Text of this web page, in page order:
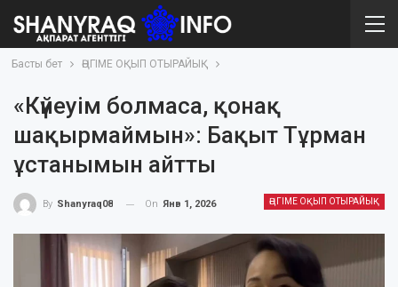
Басты бет ӘҢГІМЕ ОҚЫП ОТЫРАЙЫҚ
«Күйеуім болмаса, қонақ
шақырмаймын»: Бақыт Тұрман
ұстанымын айтты
ӘҢГІМЕ ОҚЫП ОТЫРАЙЫҚ
By Shanyraq08 On Янв 1, 2026